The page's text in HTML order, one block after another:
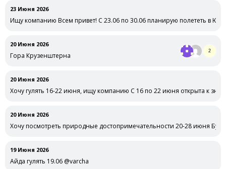
23 Июня 2026
Ищу компанию Всем привет! С 23.06 по 30.06 планирую полететь в
20 Июня 2026
Гора Крузенштерна
2
20 Июня 2026
Хочу гулять 16-22 июня, ищу компанию С 16 по 22 июня открыта к
20 Июня 2026
Хочу посмотреть природные достопримечательности 20-28 июня
19 Июня 2026
Айда гулять 19.06 @varcha